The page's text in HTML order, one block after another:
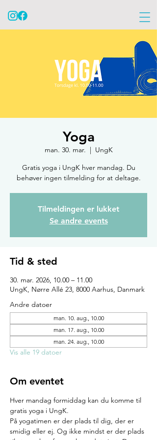
Yoga
man. 30. mar.
  |
UngK
Gratis yoga i UngK hver mandag. Du
behøver ingen tilmelding for at deltage.
Tilmeldingen er lukket
Se andre events
Tid & sted
30. mar. 2026, 10.00 – 11.00
UngK, Nørre Allé 23, 8000 Aarhus, Danmark
Andre datoer
man. 10. aug., 10.00
man. 17. aug., 10.00
man. 24. aug., 10.00
Vis alle 19 datoer
Om eventet
Hver mandag formiddag kan du komme til
gratis yoga i UngK.
På yogatimen er der plads til dig, der er
smidig eller ej. Og ikke mindst er der plads